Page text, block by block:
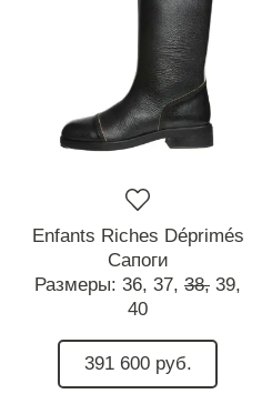
Enfants Riches Déprimés
Сапоги
Размеры: 36, 37, 38, 39,
40
391 600 руб.